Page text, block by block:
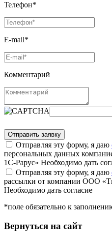
Телефон*
E-mail*
Комментарий
Отправляя эту форму, я даю
персональных данных
1С-Рарус» Необходимо дать
Отправляя эту форму, я даю
рассылки от компании ООО
Необходимо дать согласие
*поле обязательно к
Вернуться на сайт